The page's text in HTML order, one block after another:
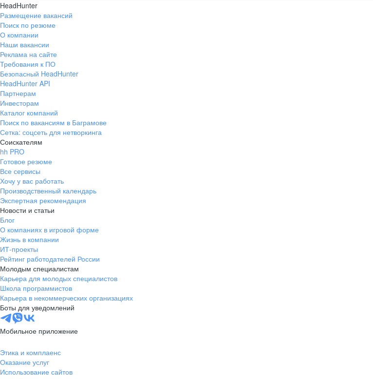
HeadHunter
Размещение вакансий
Поиск по резюме
О компании
Наши вакансии
Реклама на сайте
Требования к ПО
Безопасный HeadHunter
HeadHunter API
Партнерам
Инвесторам
Каталог компаний
Поиск по вакансиям в Баграмове
Сетка: соцсеть для нетворкинга
Соискателям
hh PRO
Готовое резюме
Все сервисы
Хочу у вас работать
Производственный календарь
Экспертная рекомендация
Новости и статьи
Блог
О компаниях в игровой форме
Жизнь в компании
ИТ-проекты
Рейтинг работодателей России
Молодым специалистам
Карьера для молодых специалистов
Школа программистов
Карьера в некоммерческих организациях
Боты для уведомлений
Мобильное приложение
Этика и комплаенс
Оказание услуг
Использование сайтов